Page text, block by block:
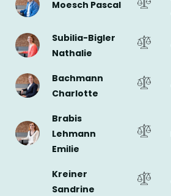
Moesch Pascal
Subilia-Bigler
Nathalie
Bachmann
Charlotte
Brabis
Lehmann
Emilie
Kreiner
Sandrine